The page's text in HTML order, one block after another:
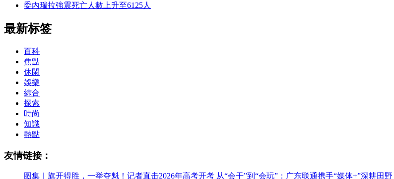
委內瑞拉強震死亡人數上升至6125人
最新标签
百科
焦點
休閑
娛樂
綜合
探索
時尚
知識
熱點
友情链接：
图集｜旗开得胜，一举夺魁！记者直击2026年高考开考 从“会干”到“会玩”：广东联通携手“媒体+”深耕田野